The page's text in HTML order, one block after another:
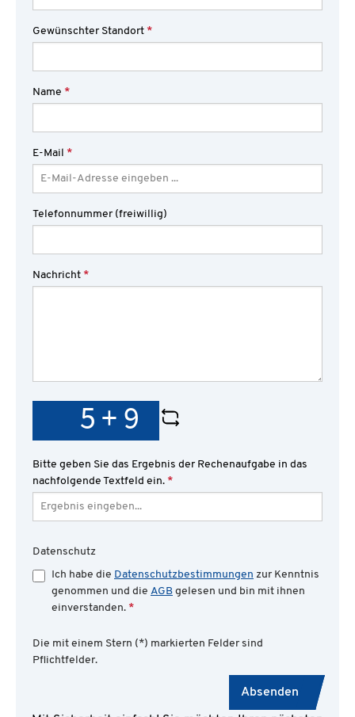
Gewünschter Standort *
Name *
E-Mail *
Telefonnummer (freiwillig)
Nachricht *
Bitte geben Sie das Ergebnis der Rechenaufgabe in das
nachfolgende Textfeld ein. *
Datenschutz
Ich habe die Datenschutzbestimmungen zur Kenntnis
genommen und die AGB gelesen und bin mit ihnen
einverstanden. *
Die mit einem Stern (*) markierten Felder sind
Pflichtfelder.
Absenden